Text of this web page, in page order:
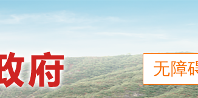
无障